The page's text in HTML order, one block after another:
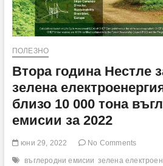
ПОЛЕЗНО
Втора година Нестле
зелена
близо 10 000 тона
емисии за 2022
юни 29, 2022 No Comments
въглеродни емисии зелена